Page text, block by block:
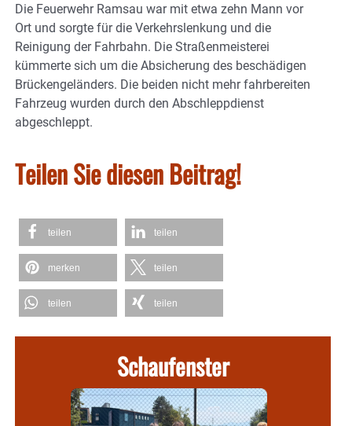
Die Feuerwehr Ramsau war mit etwa zehn Mann vor
Ort und sorgte für die Verkehrslenkung und die
Reinigung der Fahrbahn. Die Straßenmeisterei
kümmerte sich um die Absicherung des beschädigen
Brückengeländers. Die beiden nicht mehr fahrbereiten
Fahrzeug wurden durch den Abschleppdienst
abgeschleppt.
Teilen Sie diesen Beitrag!
teilen teilen
merken teilen
teilen teilen
Schaufenster